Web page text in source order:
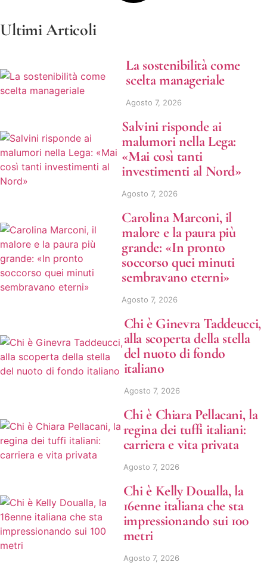
Ultimi Articoli
La sostenibilità come
scelta manageriale
Agosto 7, 2026
Salvini risponde ai
malumori nella Lega:
«Mai così tanti
investimenti al Nord»
Agosto 7, 2026
Carolina Marconi, il
malore e la paura più
grande: «In pronto
soccorso quei minuti
sembravano eterni»
Agosto 7, 2026
Chi è Ginevra Taddeucci,
alla scoperta della stella
del nuoto di fondo
italiano
Agosto 7, 2026
Chi è Chiara Pellacani, la
regina dei tuffi italiani:
carriera e vita privata
Agosto 7, 2026
Chi è Kelly Doualla, la
16enne italiana che sta
impressionando sui 100
metri
Agosto 7, 2026